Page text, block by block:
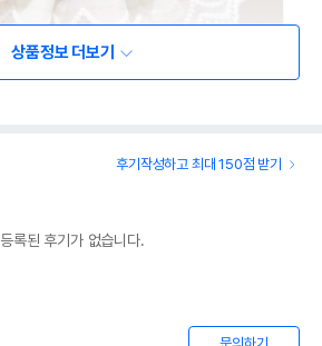
상품정보 더보기
후기작성하고 최대 150점 받기
등록된 후기가 없습니다.